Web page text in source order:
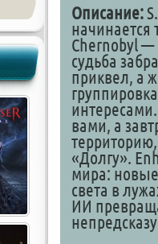
Описание:
начинается
Chernobyl —
судьба
приквел, а
вами, а
«Долгу».
мира:
света в
ИИ